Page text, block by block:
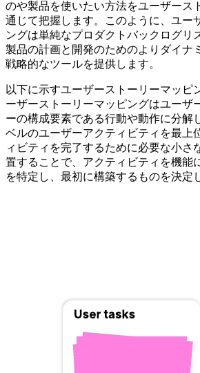
のや製品を使いたい方法をユーザース
通じて把握します。このように、ユー
ングは単純なプロダクトバックログリ
製品の計画と開発のためのよりダイナ
戦略的なツールを提供します。
以下に示すユーザーストーリーマッピ
ーザーストーリーマッピングはユーザ
ーの構成要素である行動や動作に分解
ベルのユーザーアクティビティを最上
ィビティを完了するために必要な小さ
置することで、アクティビティを機能
を特定し、最初に構築するものを決定